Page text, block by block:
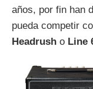
años, por fin han
pueda competir
Headrush o Line